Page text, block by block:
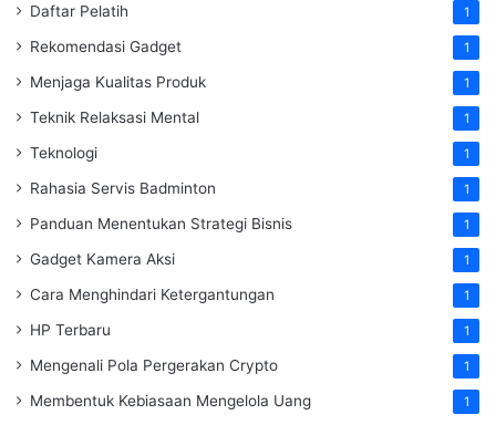
Daftar Pelatih 1
Rekomendasi Gadget 1
Menjaga Kualitas Produk 1
Teknik Relaksasi Mental 1
Teknologi 1
Rahasia Servis Badminton 1
Panduan Menentukan Strategi Bisnis 1
Gadget Kamera Aksi 1
Cara Menghindari Ketergantungan 1
HP Terbaru 1
Mengenali Pola Pergerakan Crypto 1
Membentuk Kebiasaan Mengelola Uang 1